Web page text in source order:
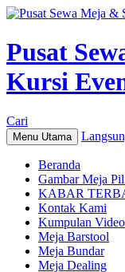
Pusat
Kursi
Cari
Menu Utama
Beranda
Gambar Meja
KABAR
Kontak Kami
Kumpulan Video
Meja Barstool
Meja Bundar
Meja Dealing